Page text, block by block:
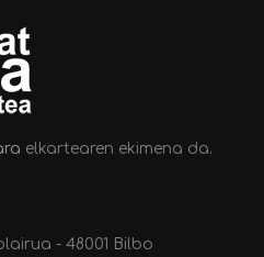
elkartearen ekimena da.
- 48001 Bilbo